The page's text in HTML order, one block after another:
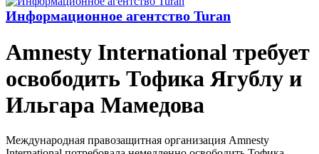
Информационное агентство Turan
Amnesty International требует
освободить Тофика Ягублу и
Ильгара Мамедова
Международная правозащитная организация Amnesty